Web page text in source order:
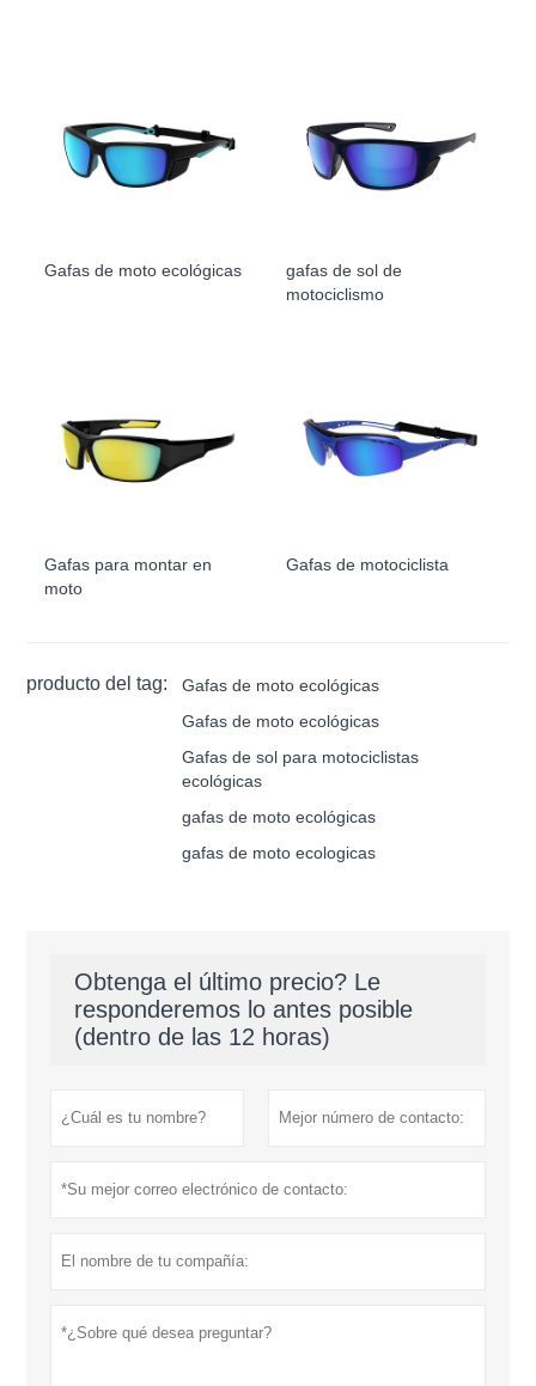
Gafas de moto ecológicas
gafas de sol de
motociclismo
Gafas para montar en
moto
Gafas de motociclista
producto del tag:
Gafas de moto ecológicas
Gafas de moto ecológicas
Gafas de sol para motociclistas
ecológicas
gafas de moto ecológicas
gafas de moto ecologicas
Obtenga el último precio? Le
responderemos lo antes posible
(dentro de las 12 horas)